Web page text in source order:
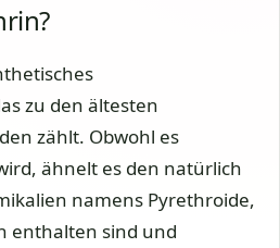
zu den ältesten
zählt. Obwohl es
ähnelt es den natürlich
namens Pyrethroide,
enthalten sind und